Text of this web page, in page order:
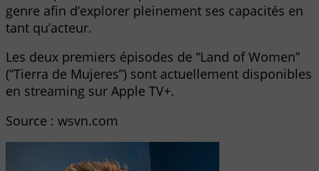
genre afin d’explorer pleinement ses capacités en
tant qu’acteur.
Les deux premiers épisodes de “Land of Women”
(“Tierra de Mujeres”) sont actuellement disponibles
en streaming sur Apple TV+.
Source : wsvn.com